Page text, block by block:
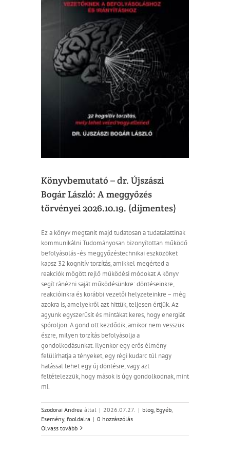
Könyvbemutató – dr. Újszászi
Bogár László: A meggyőzés
törvényei 2026.10.19. (díjmentes)
Ez a könyv megtanít majd tudatosan a tudatalattinak
kommunikálni Tudományosan bizonyítottan működő
befolyásolás -és meggyőzéstechnikai eszközöket
kapsz 32 kognitív torzítás, amikkel megérted a
reakciók mögött rejlő működési módokat A könyv
segít ránézni saját működésünkre: döntéseinkre,
reakcióinkra és korábbi vezetői helyzeteinkre – még
azokra is, amelyekről azt hittük, teljesen értjük. Az
agyunk egyszerűsít és mintákat keres, hogy energiát
spóroljon. A gond ott kezdődik, amikor nem vesszük
észre, milyen torzítás befolyásolja a
gondolkodásunkat. Ilyenkor egy erős élmény
felülírhatja a tényeket, egy régi kudarc túl nagy
hatással lehet egy új döntésre, vagy azt
feltételezzük, hogy mások is úgy gondolkodnak, mint
mi.
Szodorai Andrea által | 2026.07.27. | blog Egyéb
Esemény, fooldalra | 0 hozzászólás
Olvass tovább